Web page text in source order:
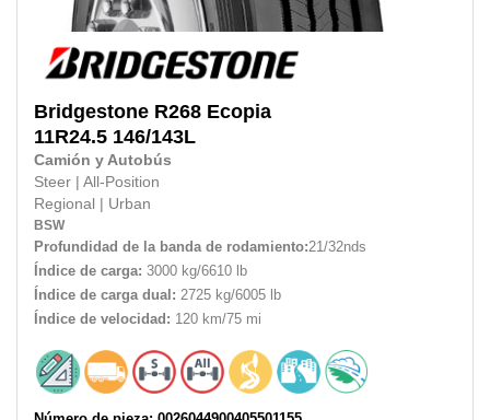
Bridgestone R268 Ecopia
11R24.5 146/143L
Camión y Autobús
Steer | All-Position
Regional | Urban
BSW
Profundidad de la banda de rodamiento:21/32nds
Índice de carga: 3000 kg/6610 lb
Índice de carga dual: 2725 kg/6005 lb
Índice de velocidad: 120 km/75 mi